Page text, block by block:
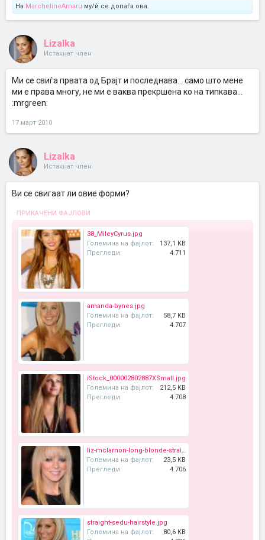
На MarchelineAmaru му/ѝ се допаѓа ова.
Lizalka
Истакнат член
Ми се свиѓа првата од Брајт и последнава... само што мене
ми е права многу, не ми е ваква прекршена ко на типкава...
:mrgreen:
17 март 2010
Lizalka
Истакнат член
Ви се свигаат ли овие форми?
ПРИКАЧЕНИ ФАЈЛОВИ:
38_MileyCyrus.jpg
Големина на фајлот:
137,1 KB
Прегледи:
4.711
amanda-bynes.jpg
Големина на фајлот:
58,7 KB
Прегледи:
4.707
iStock_000002802887XSmall.jpg
Големина на фајлот:
212,5 KB
Прегледи:
4.708
liz-mclarnon-long-blonde-straight-hairstyle-with-bangs.jpg
Големина на фајлот:
23,5 KB
Прегледи:
4.706
straight-sedu-hairstyle.jpg
Големина на фајлот:
80,6 KB